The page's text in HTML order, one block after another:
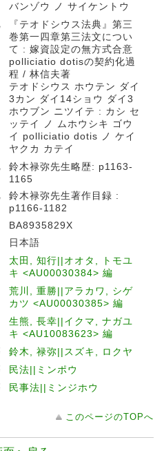
バンゾウ ノ サイケントウ
『テオドシウス法典』第三
巻第一四章第三法文につい
て : 嫁資設定の無方式合意
polliciatio dotisの契約化過
程 / 林信夫著
テオドシウス ホウテン ダイ
3カン ダイ14ショウ ダイ3
ホウブン ニツイテ : カシ セ
ッテイ ノ ムホウシキ ゴウ
イ polliciatio dotis ノ ケイ
ヤクカ カテイ
鈴木禄弥先生略歴: p1163-
1165
鈴木禄弥先生著作目録 :
p1166-1182
BA8935829X
日本語
太田, 知行||オオタ, トモユ
キ <AU00030384> 編
荒川, 重勝||アラカワ, シゲ
カツ <AU00030385> 編
生熊, 長幸||イクマ, ナガユ
キ <AU10083623> 編
鈴木, 禄弥||スズキ, ロクヤ
民法||ミンポウ
民事法||ミンジホウ
このページのTOPへ